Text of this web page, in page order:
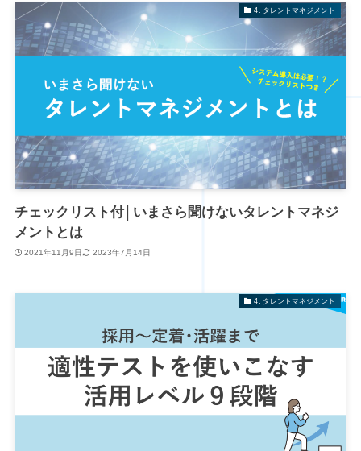
4. タレントマネジメント
チェックリスト付│いまさら聞けないタレントマネジ
メントとは
2021年11月9日 2023年7月14日
4. タレントマネジメント